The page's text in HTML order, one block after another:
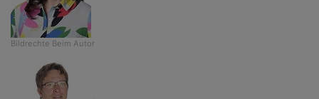
Bildrechte Beim Autor